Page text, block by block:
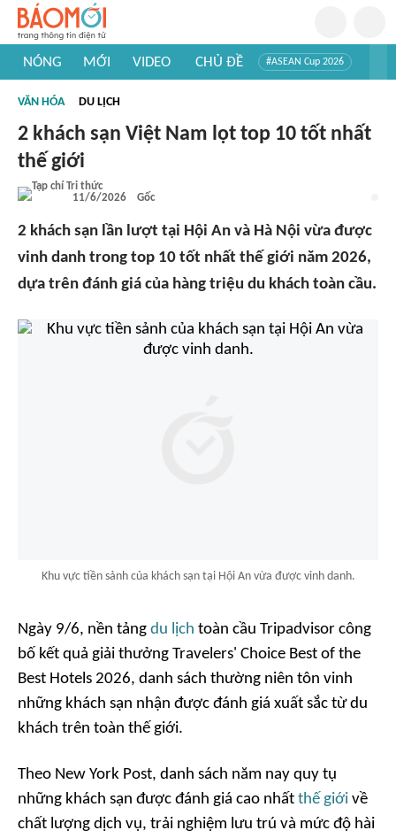
NÓNG MỚI VIDEO CHỦ ĐỀ #ASEAN Cup 2026
#Khám phá thế giới
VĂN HÓA DU LỊCH
2 khách sạn Việt Nam lọt top 10 tốt nhất
thế giới
11/6/2026 Gốc
2 khách sạn lần lượt tại Hội An và Hà Nội vừa được
vinh danh trong top 10 tốt nhất thế giới năm 2026,
dựa trên đánh giá của hàng triệu du khách toàn cầu.
Khu vực tiền sảnh của khách sạn tại Hội An vừa được vinh danh.
Ngày 9/6, nền tảng du lịch toàn cầu Tripadvisor công
bố kết quả giải thưởng Travelers' Choice Best of the
Best Hotels 2026, danh sách thường niên tôn vinh
những khách sạn nhận được đánh giá xuất sắc từ du
khách trên toàn thế giới.
Theo New York Post, danh sách năm nay quy tụ
những khách sạn được đánh giá cao nhất thế giới về
chất lượng dịch vụ, trải nghiệm lưu trú và mức độ hài